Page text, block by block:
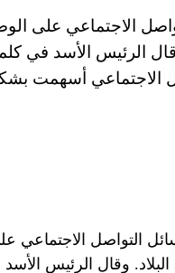
الاجتماعي على
الرئيس الأسد في
الاجتماعي أسهمت
التواصل الاجتماعي
وقال الرئيس